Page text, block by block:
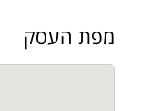
מפת העסק